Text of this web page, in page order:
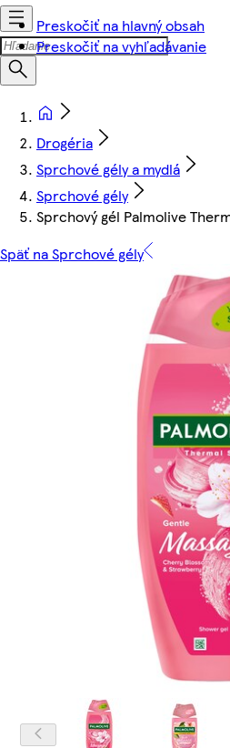
Preskočiť na hlavný obsah
Preskočiť na vyhľadávanie
Drogéria
Sprchové gély a mydlá
Sprchové gély
Sprchový gél Palmolive
Späť na Sprchové gély